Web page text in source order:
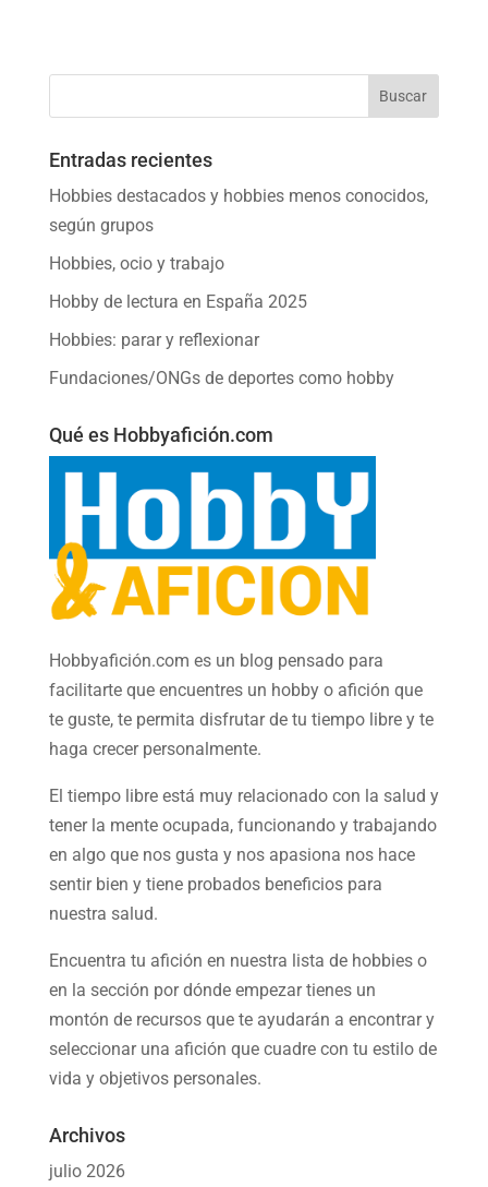
Entradas recientes
Hobbies destacados y hobbies menos conocidos,
según grupos
Hobbies, ocio y trabajo
Hobby de lectura en España 2025
Hobbies: parar y reflexionar
Fundaciones/ONGs de deportes como hobby
Qué es Hobbyafición.com
Hobbyafición.com es un blog pensado para
facilitarte que encuentres un hobby o afición que
te guste, te permita disfrutar de tu tiempo libre y te
haga crecer personalmente.
El tiempo libre está muy relacionado con la salud y
tener la mente ocupada, funcionando y trabajando
en algo que nos gusta y nos apasiona nos hace
sentir bien y tiene probados beneficios para
nuestra salud.
Encuentra tu afición en nuestra lista de hobbieso
en la sección por dónde empezar tienes un
montón de recursos que te ayudarán a encontrar y
seleccionar una afición que cuadre con tu estilo de
vida y objetivos personales.
Archivos
julio 2026